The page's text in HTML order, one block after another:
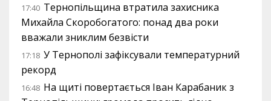
17:40 Тернопільщина втратила захисника
Михайла Скоробогатого: понад два роки
вважали зниклим безвісти
17:18 У Тернополі зафіксували температурний
рекорд
16:48 На щиті повертається Іван Карабаник з